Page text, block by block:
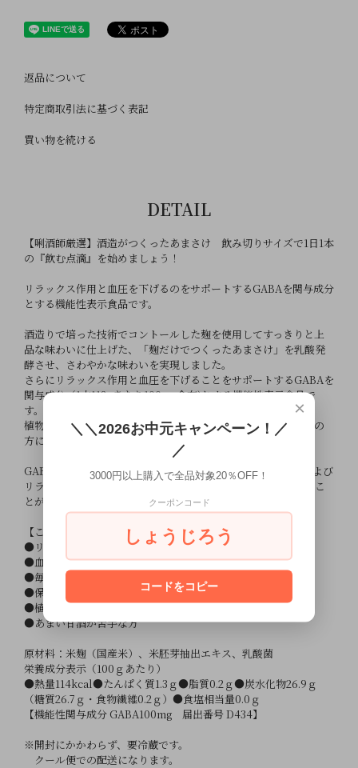
返品について
特定商取引法に基づく表記
買い物を続ける
DETAIL
【唎酒師厳選】酒造がつくったあまさけ 飲み切りサイズで1日1本
の『飲む点滴』を始めましょう！
リラックス作用と血圧を下げるのをサポートするGABAを関与成分
とする機能性表示食品です。
酒造りで培った技術でコントールした麹を使用してすっきりと上
品な味わいに仕上げた、「麹だけでつくったあまさけ」を乳酸発
酵させ、さわやかな味わいを実現しました。
さらにリラックス作用と血圧を下げることをサポートするGABAを
関与成分（1本118gあたり100mg含有)とする機能性表示食品で
す。
植物性乳酸菌を用い、乳製品を使用しないので、乳アレルギーの
方にも安心です。
GABAにはデスクワークに伴う短時間の精神ストレスの軽減および
リラックス作用や、血圧が高めの方の血圧を下げる機能があるこ
とが報告されています。
【こんな方におすすめ】
●リラックスを求める方
●血圧が高めの方
●毎日の健康が気になる方
●保存料や添加物が入っていないものを摂取したい方
●植物由来のものを摂取したい方
●あまい甘酒が苦手な方
原材料：米麹（国産米）、米胚芽抽出エキス、乳酸菌
栄養成分表示（100ｇあたり）
●熱量114kcal●たんぱく質1.3ｇ●脂質0.2ｇ●炭水化物26.9ｇ
（糖質26.7ｇ・食物繊維0.2ｇ）●食塩相当量0.0ｇ
【機能性関与成分 GABA100mg 届出番号 D434】
※開封にかかわらず、要冷蔵です。
クール便での配送になります。
×
＼＼2026お中元キャンペーン！／
／
3000円以上購入で全品対象20％OFF！
クーポンコード
しょうじろう
コードをコピー